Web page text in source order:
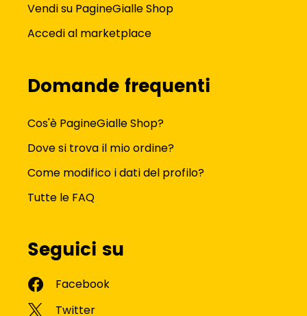
Vendi su PagineGialle Shop
Accedi al marketplace
Domande frequenti
Cos'è PagineGialle Shop?
Dove si trova il mio ordine?
Come modifico i dati del profilo?
Tutte le FAQ
Seguici su